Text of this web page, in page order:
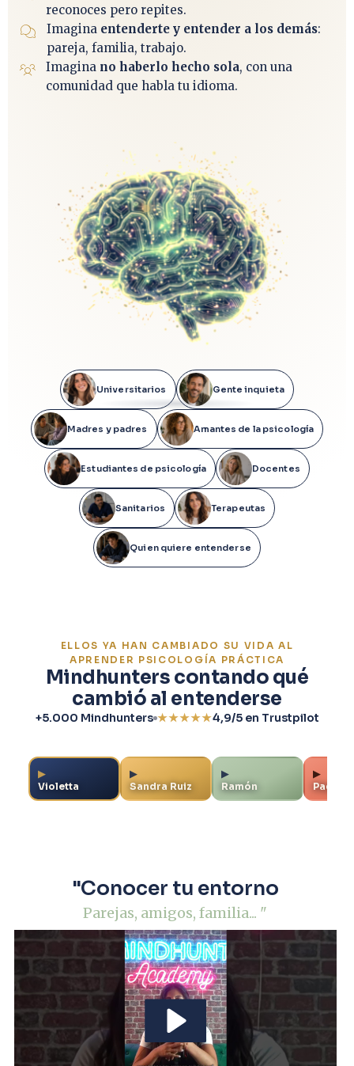
reconoces pero repites.
Imagina entenderte y entender a los demás:
pareja, familia, trabajo.
Imagina no haberlo hecho sola, con una
comunidad que habla tu idioma.
Universitarios Gente inquieta
Madres y padres Amantes de la psicología
Estudiantes de psicología Docentes
Sanitarios Terapeutas
Quien quiere entenderse
ELLOS YA HAN CAMBIADO SU VIDA AL
APRENDER PSICOLOGÍA PRÁCTICA
Mindhunters contando qué
cambió al entenderse
+5.000 Mindhunters ★★★★★4,9/5 en Trustpilot
MINDHUNTER
▶
▶
Violetta
▶
Sandra Ruiz
▶
Ramón
▶
Paqui
"Conocer tu entorno
Parejas, amigos, familia... "